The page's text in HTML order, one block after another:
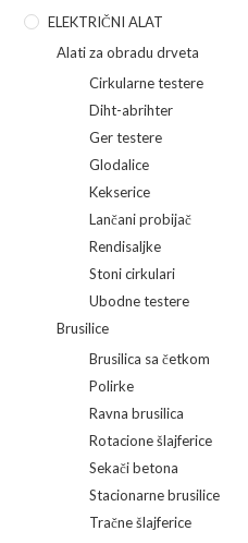
ELEKTRIČNI ALAT
Alati za obradu drveta
Cirkularne testere
Diht-abrihter
Ger testere
Glodalice
Kekserice
Lančani probijač
Rendisaljke
Stoni cirkulari
Ubodne testere
Brusilice
Brusilica sa četkom
Polirke
Ravna brusilica
Rotacione šlajferice
Sekači betona
Stacionarne brusilice
Tračne šlajferice